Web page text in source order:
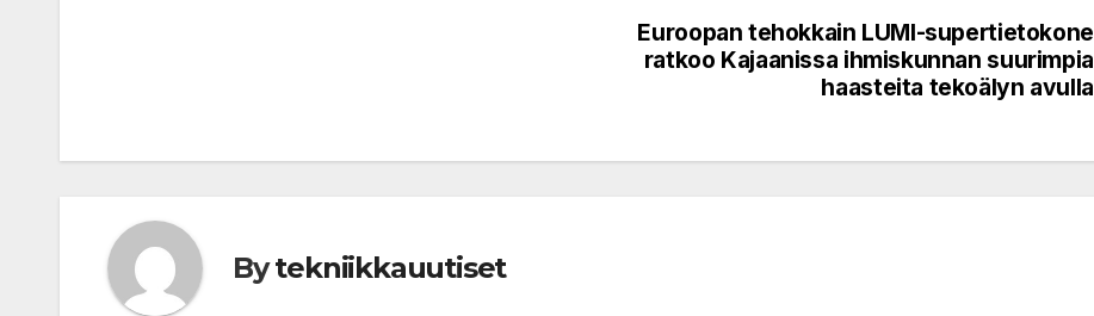
Euroopan tehokkain LUMI-supertietokone
ratkoo Kajaanissa ihmiskunnan suurimpia
haasteita tekoälyn avulla
Bytekniikkauutiset